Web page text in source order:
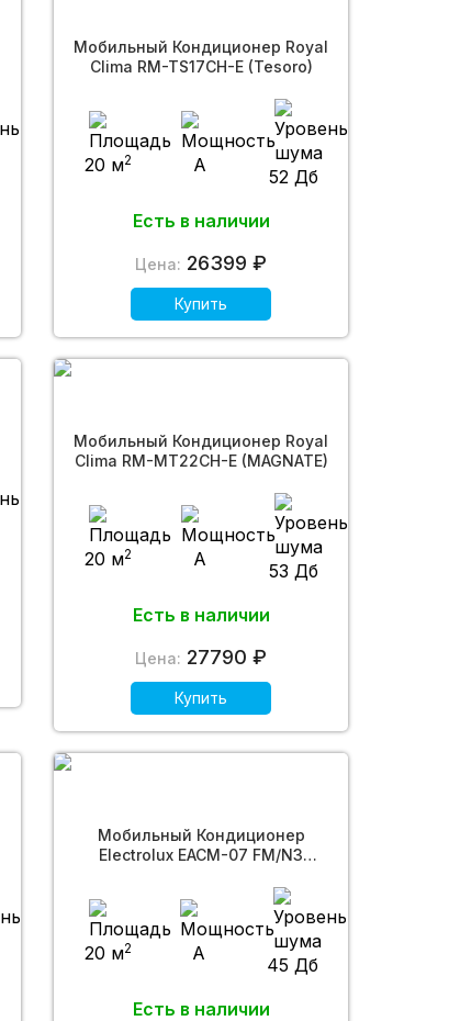
Мобильный Кондиционер Royal
Clima RM-TS17CH-E (Tesoro)
20 м2 A
52 Дб
Есть в наличии
Цена: 26399 ₽
Купить
Мобильный Кондиционер Royal
Clima RM-MT22CH-E (MAGNATE)
20 м2 A
53 Дб
Есть в наличии
Цена: 27790 ₽
Купить
Мобильный Кондиционер
Electrolux EACM-07 FM/N3
20 м2 A
45 Дб
Есть в наличии